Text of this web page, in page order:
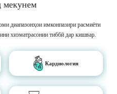
диапазонҳои имконпазири расмиёти
хизматрасонии тиббӣ дар кишвар.
Кардиология